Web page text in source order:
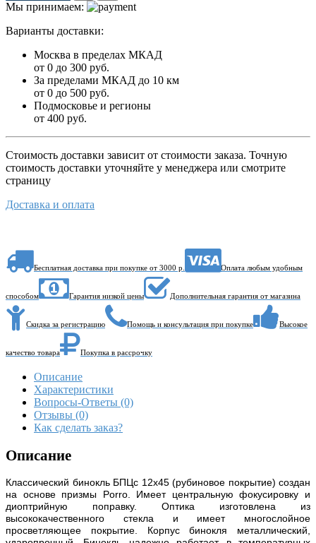
Мы принимаем:
Варианты доставки:
Москва в пределах МКАД
от 0 до 300 руб.
За пределами МКАД до 10 км
от 0 до 500 руб.
Подмосковье и регионы
от 400 руб.
Стоимость доставки зависит от стоимости заказа. Точную
стоимость доставки уточняйте у менеджера или смотрите
страницу
Доставка и оплата
Бесплатная доставка при покупке от 3000 р. Оплата любым удобным
способом Гарантия низкой цены Дополнительная гарантия от магазина
Скидка за регистрацию Помощь и консультация при покупке Высокое
качество товара Покупка в рассрочку
Описание
Характеристики
Вопросы-Ответы (0)
Отзывы (0)
Как сделать заказ?
Описание
Классический бинокль БПЦс 12х45 (рубиновое покрытие) создан
на основе призмы Porro. Имеет центральную фокусировку и
диоптрийную поправку. Оптика изготовлена из
высококачественного стекла и имеет многослойное
просветляющее покрытие. Корпус бинокля металлический,